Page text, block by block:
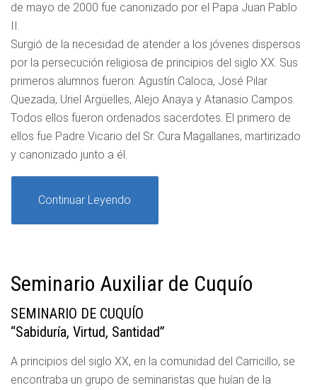
de mayo de 2000 fue canonizado por el Papa Juan Pablo
II.
Surgió de la necesidad de atender a los jóvenes dispersos
por la persecución religiosa de principios del siglo XX. Sus
primeros alumnos fueron: Agustín Caloca, José Pilar
Quezada, Uriel Argüelles, Alejo Anaya y Atanasio Campos.
Todos ellos fueron ordenados sacerdotes. El primero de
ellos fue Padre Vicario del Sr. Cura Magallanes, martirizado
y canonizado junto a él.
Continuar Leyendo
Seminario Auxiliar de Cuquío
SEMINARIO DE CUQUÍO
“Sabiduría, Virtud, Santidad”
A principios del siglo XX, en la comunidad del Carricillo, se
encontraba un grupo de seminaristas que huían de la